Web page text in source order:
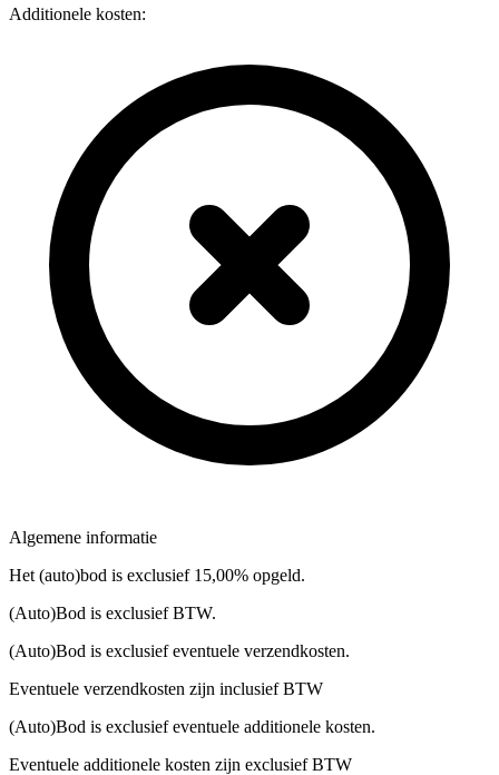
Additionele kosten:
Algemene informatie
Het (auto)bod is exclusief 15,00% opgeld.
(Auto)Bod is exclusief BTW.
(Auto)Bod is exclusief eventuele verzendkosten.
Eventuele verzendkosten zijn inclusief BTW
(Auto)Bod is exclusief eventuele additionele kosten.
Eventuele additionele kosten zijn exclusief BTW